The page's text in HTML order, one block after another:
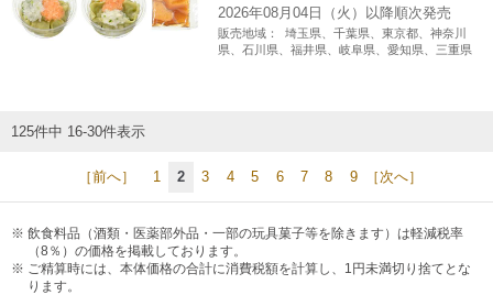
2026年08月04日（火）以降順次発売
販売地域：
埼玉県、千葉県、東京都、神奈川
県、石川県、福井県、岐阜県、愛知県、三重県
125件中 16-30件表示
［前へ］ 1 2 3 4 5 6 7 8 9 ［次へ］
飲食料品（酒類・医薬部外品・一部の玩具菓子等を除きます）は軽減税率
（8％）の価格を掲載しております。
ご精算時には、本体価格の合計に消費税額を計算し、1円未満切り捨てとな
ります。